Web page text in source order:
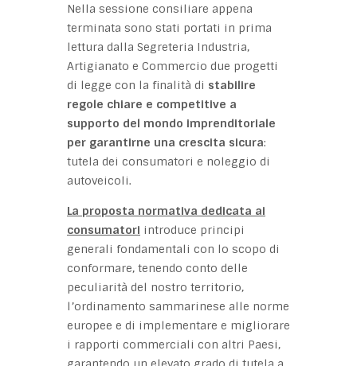
Nella sessione consiliare appena
terminata sono stati portati in prima
lettura dalla Segreteria Industria,
Artigianato e Commercio due progetti
di legge con la finalità di stabilire
regole chiare e competitive a
supporto del mondo imprenditoriale
per garantirne una crescita sicura:
tutela dei consumatori e noleggio di
autoveicoli.
La proposta normativa dedicata ai
consumatori introduce principi
generali fondamentali con lo scopo di
conformare, tenendo conto delle
peculiarità del nostro territorio,
l’ordinamento sammarinese alle norme
europee e di implementare e migliorare
i rapporti commerciali con altri Paesi,